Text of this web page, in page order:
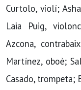
Curtolo, violí;
Laia Puig,
Azcona,
Martínez, oboè;
Casado, trompeta;